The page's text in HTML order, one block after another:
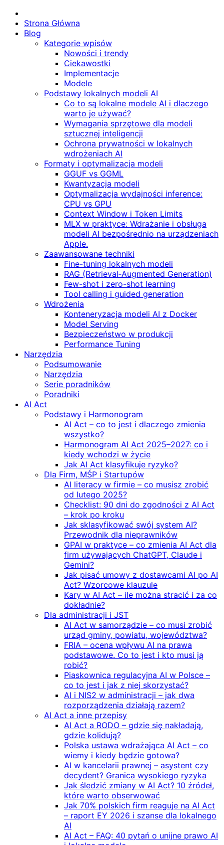
Strona Główna
Blog
Kategorie wpisów
Nowości i trendy
Ciekawostki
Implementacje
Modele
Podstawy lokalnych modeli AI
Co to są lokalne modele AI i dlaczego
warto je używać?
Wymagania sprzętowe dla modeli
sztucznej inteligencji
Ochrona prywatności w lokalnych
wdrożeniach AI
Formaty i optymalizacja modeli
GGUF vs GGML
Kwantyzacja modeli
Optymalizacja wydajności inference:
CPU vs GPU
Context Window i Token Limits
MLX w praktyce: Wdrażanie i obsługa
modeli AI bezpośrednio na urządzeniach
Apple.
Zaawansowane techniki
Fine-tuning lokalnych modeli
RAG (Retrieval‑Augmented Generation)
Few-shot i zero-shot learning
Tool calling i guided generation
Wdrożenia
Konteneryzacja modeli AI z Docker
Model Serving
Bezpieczeństwo w produkcji
Performance Tuning
Narzędzia
Podsumowanie
Narzędzia
Serie poradników
Poradniki
AI Act
Podstawy i Harmonogram
AI Act – co to jest i dlaczego zmienia
wszystko?
Harmonogram AI Act 2025–2027: co i
kiedy wchodzi w życie
Jak AI Act klasyfikuje ryzyko?
Dla Firm, MŚP i Startupów
AI literacy w firmie – co musisz zrobić
od lutego 2025?
Checklist: 90 dni do zgodności z AI Act
– krok po kroku
Jak sklasyfikować swój system AI?
Przewodnik dla nieprawników
GPAI w praktyce – co zmienia AI Act dla
firm używających ChatGPT, Claude i
Gemini?
Jak pisać umowy z dostawcami AI po AI
Act? Wzorcowe klauzule
Kary w AI Act – ile można stracić i za co
dokładnie?
Dla administracji i JST
AI Act w samorządzie – co musi zrobić
urząd gminy, powiatu, województwa?
FRIA – ocena wpływu AI na prawa
podstawowe. Co to jest i kto musi ją
robić?
Piaskownica regulacyjna AI w Polsce –
co to jest i jak z niej skorzystać?
AI i NIS2 w administracji – jak dwa
rozporządzenia działają razem?
AI Act a inne przepisy
AI Act a RODO – gdzie się nakładają,
gdzie kolidują?
Polska ustawa wdrażająca AI Act – co
wiemy i kiedy będzie gotowa?
AI w kancelarii prawnej – asystent czy
decydent? Granica wysokiego ryzyka
Jak śledzić zmiany w AI Act? 10 źródeł,
które warto obserwować
Jak 70% polskich firm reaguje na AI Act
– raport EY 2026 i szanse dla lokalnego
AI
AI Act – FAQ: 40 pytań o unijne prawo AI